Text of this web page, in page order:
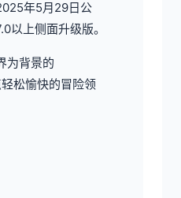
年5月29日公
以上侧面升级版。
为背景的
松愉快的冒险领